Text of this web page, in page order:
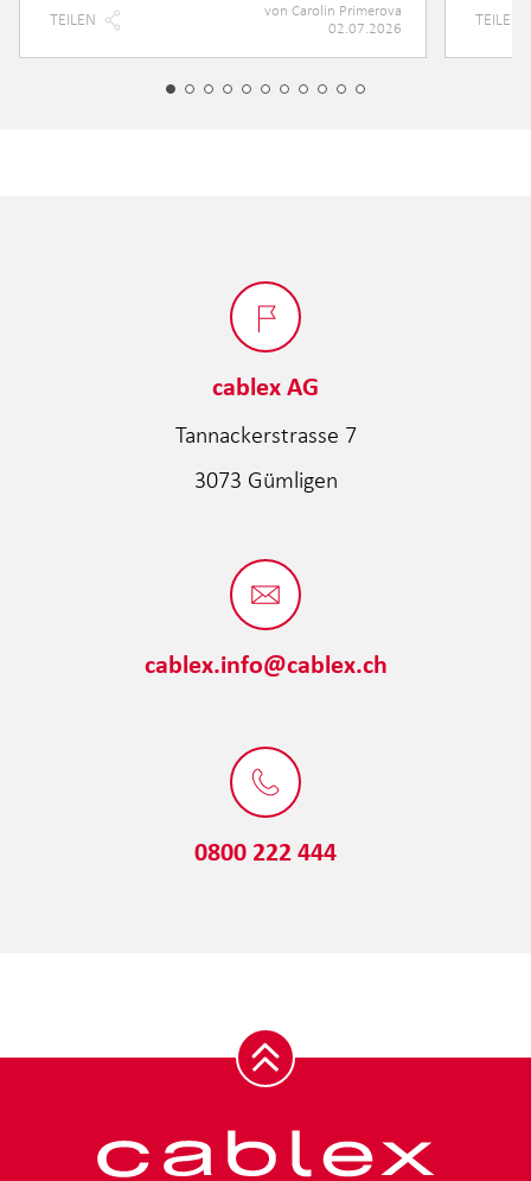
TEILEN vonCarolin Primerova
02.07.2026
TEILEN
cablex AG
Tannackerstrasse 7
3073 Gümligen
cablex.info@cablex.ch
0800 222 444